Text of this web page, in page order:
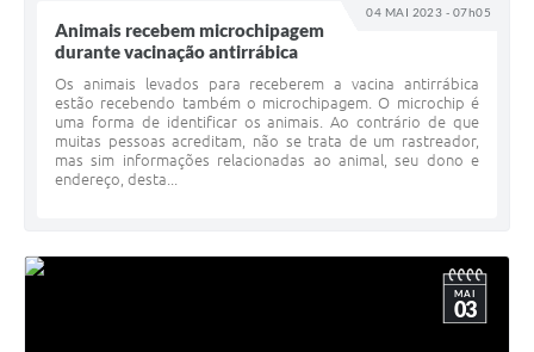
04 MAI 2023 - 07h05
Animais recebem microchipagem
durante vacinação antirrábica
Os animais levados para receberem a vacina antirrábica
estão recebendo também o microchipagem. O microchip é
uma forma de identificar os animais. Ao contrário de que
muitas pessoas acreditam, não se trata de um rastreador,
mas sim informações relacionadas ao animal, seu dono e
endereço, desta...
MAI
03